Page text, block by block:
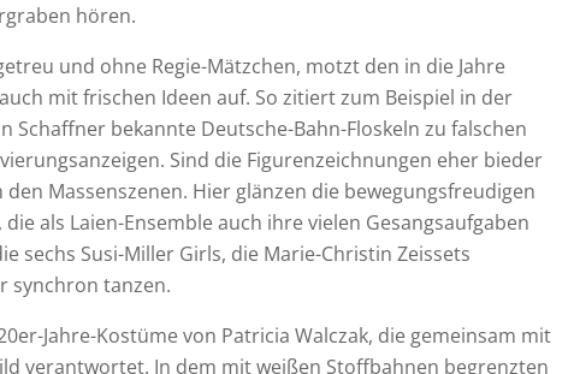
hören.
und ohne Regie-Mätzchen, motzt den in die Jahre
mit frischen Ideen auf. So zitiert zum Beispiel in der
Schaffner bekannte Deutsche-Bahn-Floskeln zu falschen
Sind die Figurenzeichnungen eher bieder
Massenszenen. Hier glänzen die bewegungsfreudigen
als Laien-Ensemble auch ihre vielen Gesangsaufgaben
sechs Susi-Miller Girls, die Marie-Christin Zeissets
synchron tanzen.
Jahre-Kostüme von Patricia Walczak, die gemeinsam mit
verantwortet. In dem mit weißen Stoffbahnen begrenzten